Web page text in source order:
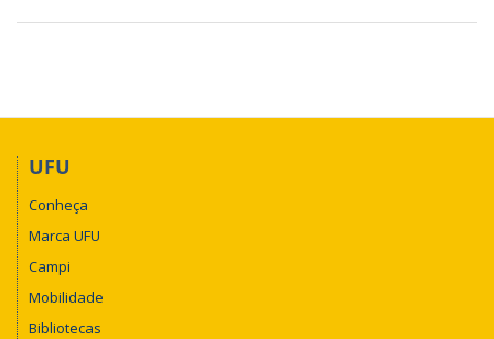
UFU
Conheça
Marca UFU
Campi
Mobilidade
Bibliotecas